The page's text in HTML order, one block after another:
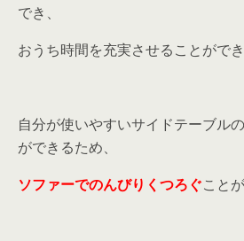
でき、
おうち時間を充実させることができ
自分が使いやすいサイドテーブル
ができるため、
ソファーでのんびりくつろぐこと